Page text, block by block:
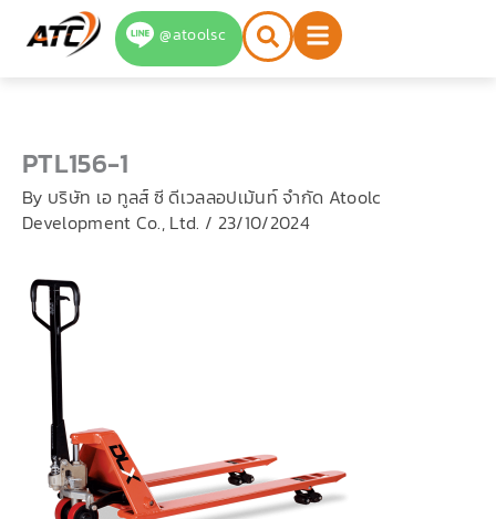
@atoolsc
PTL156-1
By บริษัท เอ ทูลส์ ซี ดีเวลลอปเม้นท์ จำกัด Atoolc
Development Co., Ltd. / 23/10/2024